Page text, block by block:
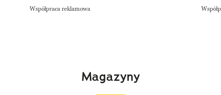
Współpraca reklamowa
Magazyny